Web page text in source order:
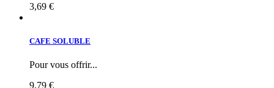
3,69 €
CAFE SOLUBLE
Pour vous offrir...
9,79 €